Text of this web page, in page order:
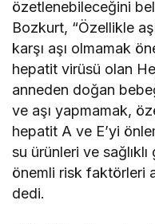
özetlenebileceğini
Bozkurt, “Özellikle
karşı aşı olmamak
hepatit virüsü olan
anneden doğan
ve aşı yapmamak,
hepatit A ve E’yi
su ürünleri ve
önemli risk faktörleri
dedi.